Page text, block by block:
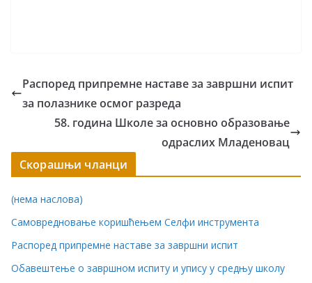
Распоред припремне наставе за завршни испит
за полазнике осмог разреда
58. година Школе за основно образовање
одраслих Младеновац
Скорашњи чланци
(нема наслова)
Самовредновање коришћењем Селфи инструмента
Распоред припремне наставе за завршни испит
Обавештење о завршном испиту и упису у средњу школу